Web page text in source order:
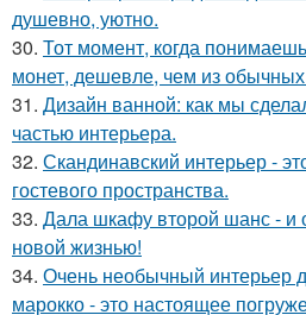
душевно, уютно.
30. Тот момент, когда
монет, дешевле, чем из
31. Дизайн ванной: как мы
частью интерьера.
32. Скандинавский интерьер -
гостевого пространства.
33. Дала шкафу второй шанс - и
новой жизнью!
34. Очень необычный интерьер
марокко - это настоящее